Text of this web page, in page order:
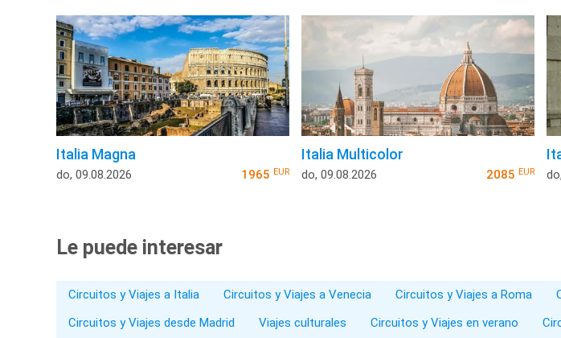
Italia Magna
do, 09.08.2026 1965 EUR
Italia Multicolor
do, 09.08.2026 2085 EUR
Le puede interesar
Circuitos y Viajes a Italia Circuitos y Viajes a Venecia Circuitos y Viajes a Roma
Circuitos y Viajes desde Madrid
Viajes culturales Circuitos y Viajes en verano